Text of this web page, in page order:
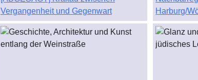
Vergangenheit und Gegenwart
Harburg/